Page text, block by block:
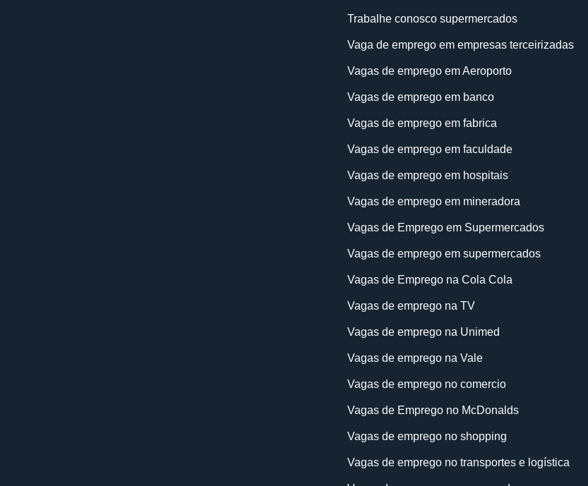
Trabalhe conosco supermercados
Vaga de emprego em empresas terceirizadas
Vagas de emprego em Aeroporto
Vagas de emprego em banco
Vagas de emprego em fabrica
Vagas de emprego em faculdade
Vagas de emprego em hospitais
Vagas de emprego em mineradora
Vagas de Emprego em Supermercados
Vagas de emprego em supermercados
Vagas de Emprego na Cola Cola
Vagas de emprego na TV
Vagas de emprego na Unimed
Vagas de emprego na Vale
Vagas de emprego no comercio
Vagas de Emprego no McDonalds
Vagas de emprego no shopping
Vagas de emprego no transportes e logística